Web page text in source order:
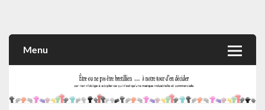
et commerciale
Menu